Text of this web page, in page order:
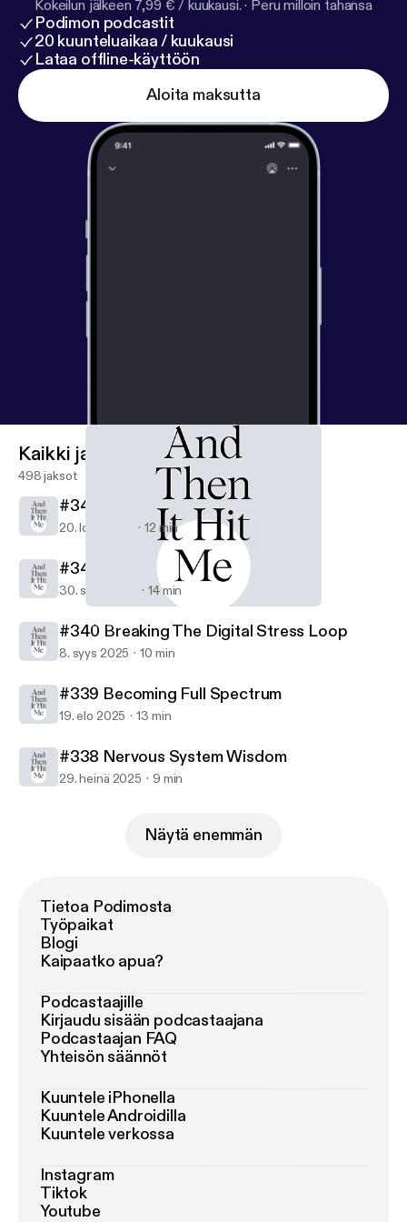
Kokeilun jälkeen 7,99 € / kuukausi. · Peru milloin tahansa
Podimon podcastit
20 kuunteluaikaa / kuukausi
Lataa offline-käyttöön
Aloita maksutta
The Astral Hustle
Kaikki jaksot
498 jaksot
#342 Empathic Intelligence
20. loka 2025 12 min
#341 Slow Strength
30. syys 2025 14 min
#340 Breaking The Digital Stress Loop
8. syys 2025 10 min
#339 Becoming Full Spectrum
19. elo 2025 13 min
#338 Nervous System Wisdom
29. heinä 2025 9 min
Näytä enemmän
Tietoa Podimosta
Työpaikat
Blogi
Kaipaatko apua?
Podcastaajille
Kirjaudu sisään podcastaajana
Podcastaajan FAQ
Yhteisön säännöt
Kuuntele iPhonella
Kuuntele Androidilla
Kuuntele verkossa
Instagram
Tiktok
Youtube